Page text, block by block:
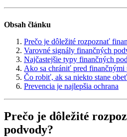
Obsah článku
Prečo je dôležité rozpoznať
Varovné signály finančných
Najčastejšie typy finančných
Ako sa chrániť pred finančnými
Čo robiť, ak sa niekto stane
Prevencia je najlepšia ochrana
Prečo je dôležité
podvody?